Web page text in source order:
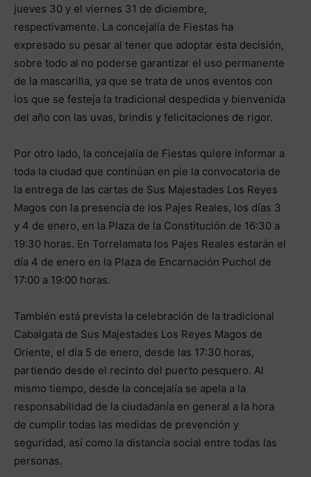
jueves 30 y el viernes 31 de diciembre,
respectivamente. La concejalía de Fiestas ha
expresado su pesar al tener que adoptar esta decisión,
sobre todo al no poderse garantizar el uso permanente
de la mascarilla, ya que se trata de unos eventos con
los que se festeja la tradicional despedida y bienvenida
del año con las uvas, brindis y felicitaciones de rigor.
Por otro lado, la concejalía de Fiestas quiere informar a
toda la ciudad que continúan en pie la convocatoria de
la entrega de las cartas de Sus Majestades Los Reyes
Magos con la presencia de los Pajes Reales, los días 3
y 4 de enero, en la Plaza de la Constitución de 16:30 a
19:30 horas. En Torrelamata los Pajes Reales estarán el
día 4 de enero en la Plaza de Encarnación Puchol de
17:00 a 19:00 horas.
También está prevista la celebración de la tradicional
Cabalgata de Sus Majestades Los Reyes Magos de
Oriente, el día 5 de enero, desde las 17:30 horas,
partiendo desde el recinto del puerto pesquero. Al
mismo tiempo, desde la concejalía se apela a la
responsabilidad de la ciudadanía en general a la hora
de cumplir todas las medidas de prevención y
seguridad, así como la distancia social entre todas las
personas.